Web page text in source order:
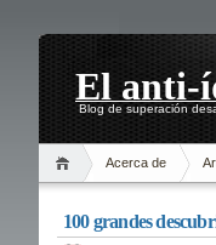
El anti-
Blog de superación
Acerca de
100 grandes